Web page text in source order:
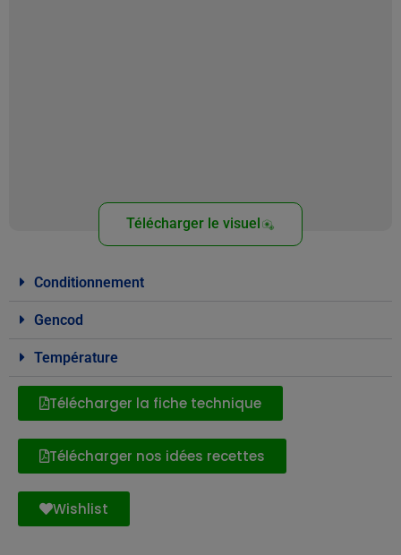
Télécharger le visuel
Conditionnement
Gencod
Température
Télécharger la fiche technique
Télécharger nos idées recettes
Wishlist